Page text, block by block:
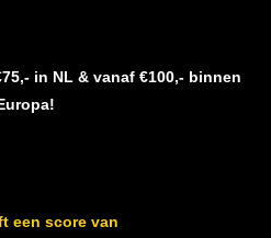
in NL & vanaf €100,- binnen
een score van